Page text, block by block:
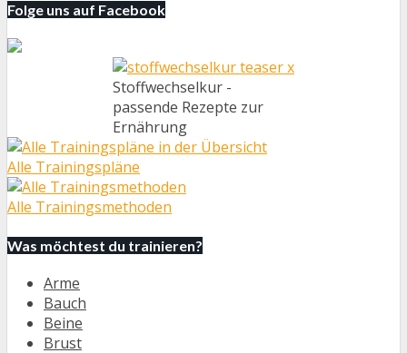
Folge uns auf Facebook
Stoffwechselkur -
passende Rezepte zur
Ernährung
Alle Trainingspläne
Alle Trainingsmethoden
Was möchtest du trainieren?
Arme
Bauch
Beine
Brust